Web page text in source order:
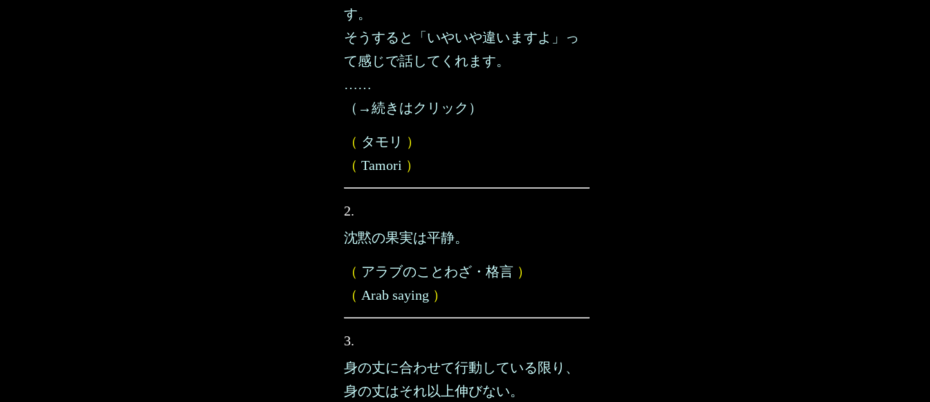
す。
そうすると「いやいや違いますよ」っ
て感じで話してくれます。
……
（→続きはクリック）
（ タモリ ）
（ Tamori ）
2.
沈黙の果実は平静。
（ アラブのことわざ・格言 ）
（ Arab saying ）
3.
身の丈に合わせて行動している限り、
身の丈はそれ以上伸びない。